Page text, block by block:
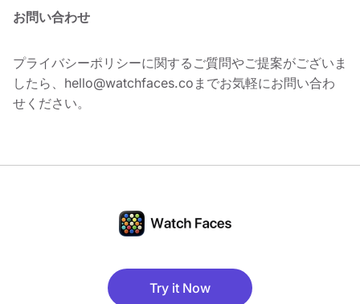
お問い合わせ
プライバシーポリシーに関するご質問やご提案がございま
したら、 hello@watchfaces.co までお気軽にお問い合わ
せください。
Try it Now